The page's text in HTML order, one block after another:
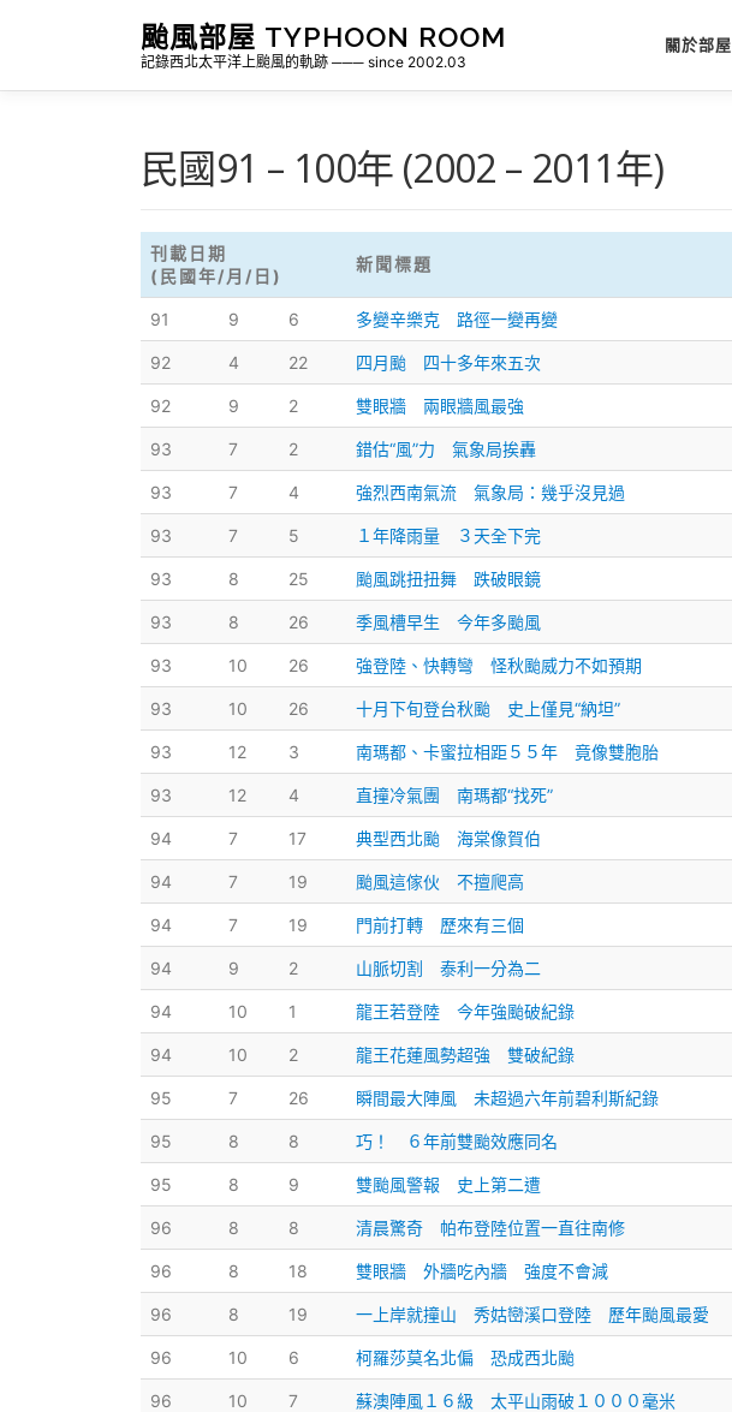
要
颱風部屋 TYPHOON ROOM
記錄西北太平洋上颱風的軌跡 ─── since 2002.03
關於部屋
民國91 – 100年 (2002 – 2011年)
刊載日期
(民國年/月/日)
新聞標題
91 9 6 多變辛樂克 路徑一變再變
92 4 22 四月颱 四十多年來五次
92 9 2 雙眼牆 兩眼牆風最強
93 7 2 錯估“風”力 氣象局挨轟
93 7 4 強烈西南氣流 氣象局：幾乎沒見過
93 7 5 １年降雨量 ３天全下完
93 8 25 颱風跳扭扭舞 跌破眼鏡
93 8 26 季風槽早生 今年多颱風
93 10 26 強登陸、快轉彎 怪秋颱威力不如預期
93 10 26 十月下旬登台秋颱 史上僅見“納坦”
93 12 3 南瑪都、卡蜜拉相距５５年 竟像雙胞胎
93 12 4 直撞冷氣團 南瑪都“找死”
94 7 17 典型西北颱 海棠像賀伯
94 7 19 颱風這傢伙 不擅爬高
94 7 19 門前打轉 歷來有三個
94 9 2 山脈切割 泰利一分為二
94 10 1 龍王若登陸 今年強颱破紀錄
94 10 2 龍王花蓮風勢超強 雙破紀錄
95 7 26 瞬間最大陣風 未超過六年前碧利斯紀錄
95 8 8 巧！ ６年前雙颱效應同名
95 8 9 雙颱風警報 史上第二遭
96 8 8 清晨驚奇 帕布登陸位置一直往南修
96 8 18 雙眼牆 外牆吃內牆 強度不會減
96 8 19 一上岸就撞山 秀姑巒溪口登陸 歷年颱風最愛
96 10 6 柯羅莎莫名北偏 恐成西北颱
96 10 7 蘇澳陣風１６級 太平山雨破１０００毫米